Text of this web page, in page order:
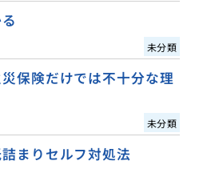
未分類
保険だけでは不十分な理
未分類
まりセルフ対処法